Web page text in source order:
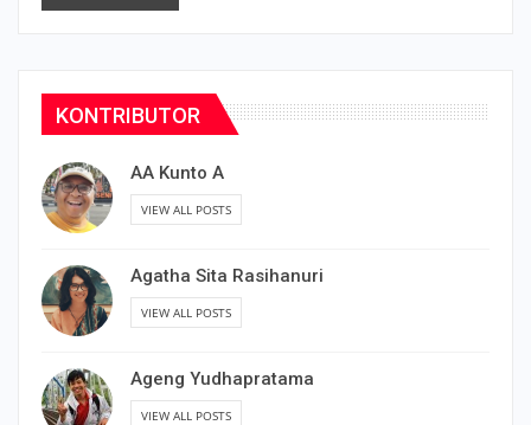
KONTRIBUTOR
AA Kunto A
VIEW ALL POSTS
Agatha Sita Rasihanuri
VIEW ALL POSTS
Ageng Yudhapratama
VIEW ALL POSTS